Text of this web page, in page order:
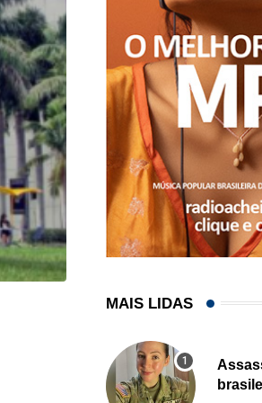
Açaí é reconhecido
21/01/2026
MAIS LIDAS